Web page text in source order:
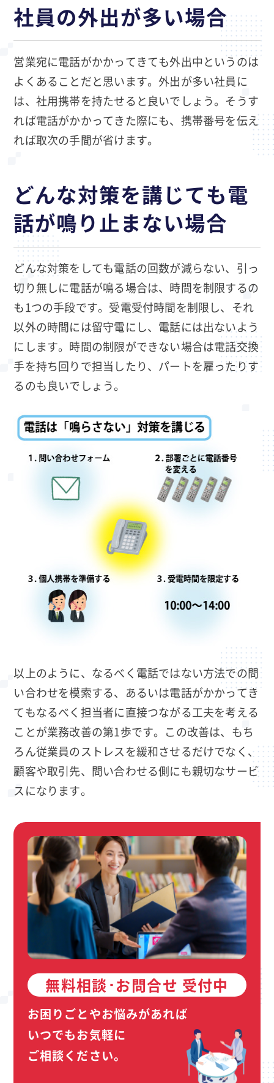
社員の外出が多い場合
営業宛に電話がかかってきても外出中というのは
よくあることだと思います。外出が多い社員に
は、社用携帯を持たせると良いでしょう。そうす
れば電話がかかってきた際にも、携帯番号を伝え
れば取次の手間が省けます。
どんな対策を講じても電
話が鳴り止まない場合
どんな対策をしても電話の回数が減らない、引っ
切り無しに電話が鳴る場合は、時間を制限するの
も1つの手段です。受電受付時間を制限し、それ
以外の時間には留守電にし、電話には出ないよう
にします。時間の制限ができない場合は電話交換
手を持ち回りで担当したり、パートを雇ったりす
るのも良いでしょう。
以上のように、なるべく電話ではない方法での問
い合わせを模索する、あるいは電話がかかってき
てもなるべく担当者に直接つながる工夫を考える
ことが業務改善の第1歩です。この改善は、もち
ろん従業員のストレスを緩和させるだけでなく、
顧客や取引先、問い合わせる側にも親切なサービ
スになります。
無料相談･お問合せ 受付中
お困りごとやお悩みがあれば
いつでもお気軽に
ご相談ください。